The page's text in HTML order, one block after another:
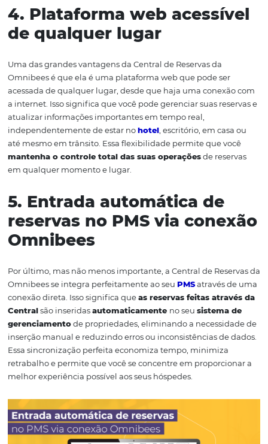
automática, liberando os quartos para outros potenciais
hóspedes no mesmo minuto. Essa automatização ajuda
otimizar a ocupação do seu estabelecimento e evita
4. Plataforma web
de qualquer lugar
Uma das grandes vantagens da Central de Reservas da
Omnibees é que ela é uma plataforma web que pode
acessada de qualquer lugar, desde que haja uma
a internet. Isso significa que você pode gerenciar suas
até mesmo em trânsito. Essa flexibilidade permite que
mantenha o controle total das suas operações